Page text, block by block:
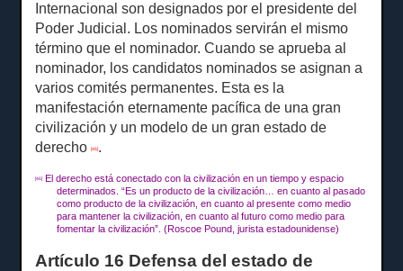
Internacional son designados por el presidente del
Poder Judicial. Los nominados servirán el mismo
término que el nominador.Cuando se aprueba al
nominador, los candidatos nominados se asignan a
varios comités permanentes. Esta es la
manifestación eternamente pacífica de una gran
civilización y un modelo de un gran estado de
derecho[46] .
[46]
El derecho está conectado con la civilización en un tiempo y espacio
determinados.“Es un producto de la civilización… en cuanto al pasado
como producto de la civilización, en cuanto al presente como medio
para mantener la civilización, en cuanto al futuro como medio para
fomentar la civilización”.(Roscoe Pound, jurista estadounidense)
Artículo 16 Defensa del estado de